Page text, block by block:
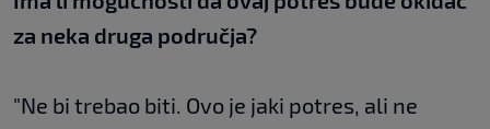
za neka druga područja?
"Ne bi trebao biti. Ovo je jaki potres, ali ne